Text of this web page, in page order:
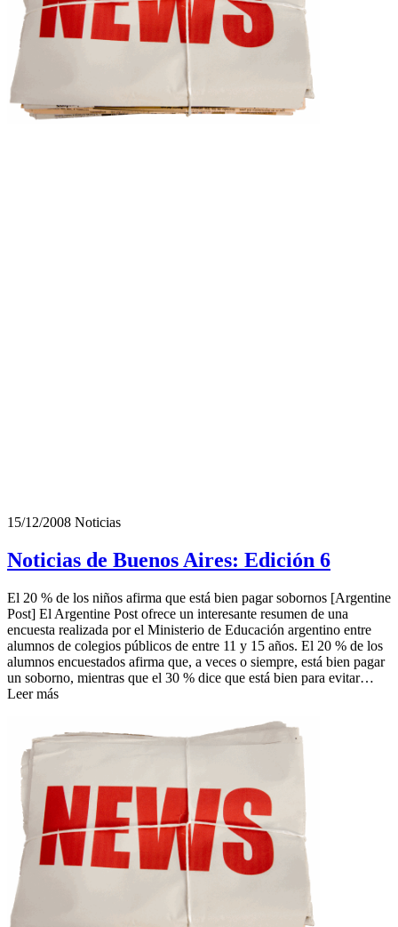
15/12/2008 Noticias
Noticias de Buenos Aires: Edición 6
El 20 % de los niños afirma que está bien pagar sobornos [Argentine
Post] El Argentine Post ofrece un interesante resumen de una
encuesta realizada por el Ministerio de Educación argentino entre
alumnos de colegios públicos de entre 11 y 15 años. El 20 % de los
alumnos encuestados afirma que, a veces o siempre, está bien pagar
un soborno, mientras que el 30 % dice que está bien para evitar…
Leer más